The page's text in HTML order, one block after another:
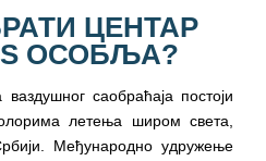
ЦЕНТАР
ОСОБЉА?
саобраћаја постоји
летења широм света,
Међународно удружење